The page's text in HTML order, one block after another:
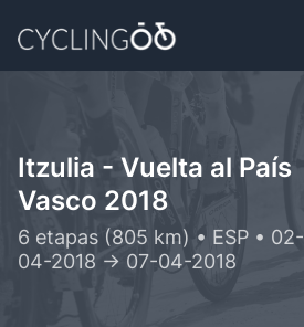
Itzulia - Vuelta al País
Vasco 2018
6 etapas (805 km) • ESP • 02-
04-2018 -> 07-04-2018